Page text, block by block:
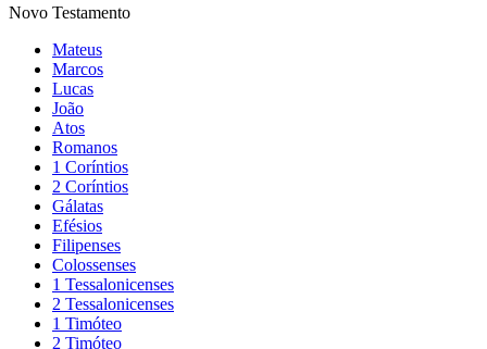
Novo Testamento
Mateus
Marcos
Lucas
João
Atos
Romanos
1 Coríntios
2 Coríntios
Gálatas
Efésios
Filipenses
Colossenses
1 Tessalonicenses
2 Tessalonicenses
1 Timóteo
2 Timóteo